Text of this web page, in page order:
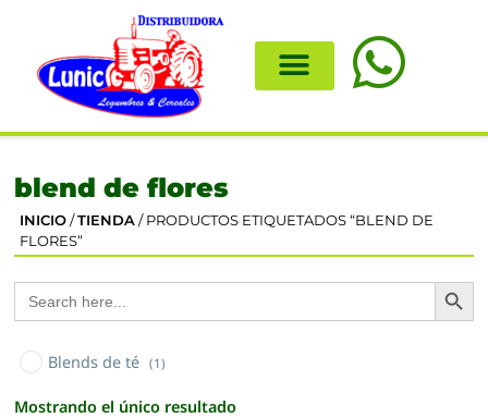
blend de flores
INICIO /TIENDA / PRODUCTOS ETIQUETADOS “BLEND DE
FLORES”
Search
for:
Blends de té (1)
Mostrando el único resultado